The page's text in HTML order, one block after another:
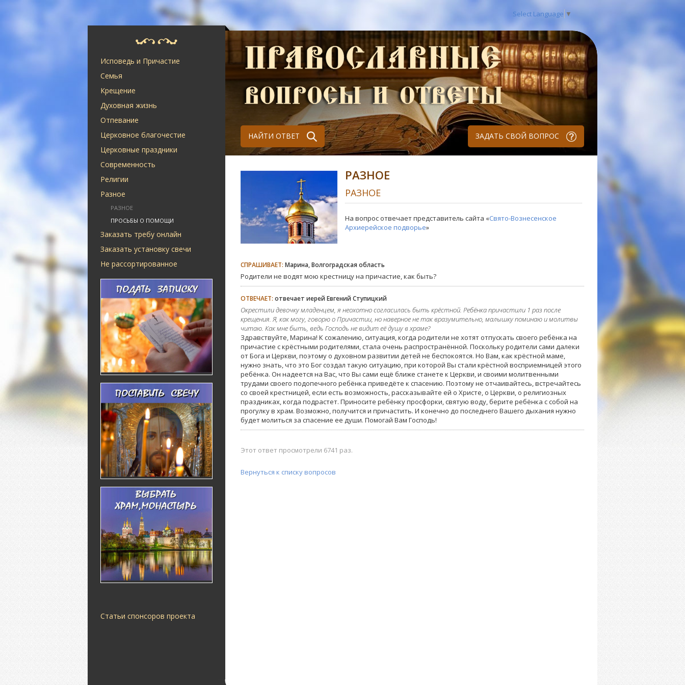
Select Language ▼
Исповедь и Причастие
Семья
Крещение
Духовная жизнь
Отпевание
Церковное благочестие
Церковные праздники
Современность
Религии
Разное
РАЗНОЕ
ПРОСЬБЫ О ПОМОЩИ
Заказать требу онлайн
Заказать установку свечи
Не рассортированное
Статьи спонсоров проекта
НАЙТИ ОТВЕТ ЗАДАТЬ СВОЙ ВОПРОС
РАЗНОЕ
РАЗНОЕ
На вопрос отвечает представитель сайта «Свято-Вознесенское
Архиерейское подворье»
СПРАШИВАЕТ: Марина, Волгоградская область
Родители не водят мою крестницу на причастие, как быть?
ОТВЕЧАЕТ: отвечает иерей Евгений Ступицкий
Окрестили девочку младенцем, я неохотно согласилась быть крёстной. Ребёнка причастили 1 раз после
крещения. Я, как могу, говорю о Причастии, но наверное не так вразумительно, малышку поминаю и молитвы
читаю. Как мне быть, ведь Господь не видит её душу в храме?
Здравствуйте, Марина! К сожалению, ситуация, когда родители не хотят отпускать своего ребёнка на
причастие с крёстными родителями, стала очень распространённой. Поскольку родители сами далеки
от Бога и Церкви, поэтому о духовном развитии детей не беспокоятся. Но Вам, как крёстной маме,
нужно знать, что это Бог создал такую ситуацию, при которой Вы стали крёстной восприемницей этого
ребёнка. Он надеется на Вас, что Вы сами ещё ближе станете к Церкви, и своими молитвенными
трудами своего подопечного ребёнка приведёте к спасению. Поэтому не отчаивайтесь, встречайтесь
со своей крестницей, если есть возможность, рассказывайте ей о Христе, о Церкви, о религиозных
праздниках, когда подрастет. Приносите ребёнку просфорки, святую воду, берите ребёнка с собой на
прогулку в храм. Возможно, получится и причастить. И конечно до последнего Вашего дыхания нужно
будет молиться за спасение ее души. Помогай Вам Господь!
Этот ответ просмотрели 6741 раз.
Вернуться к списку вопросов